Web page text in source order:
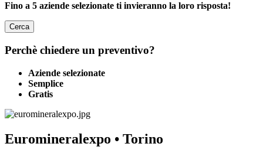
Fino a 5 aziende selezionate ti invieranno la loro risposta!
Cerca
Perchè chiedere un preventivo?
Aziende selezionate
Semplice
Gratis
Euromineralexpo • Torino